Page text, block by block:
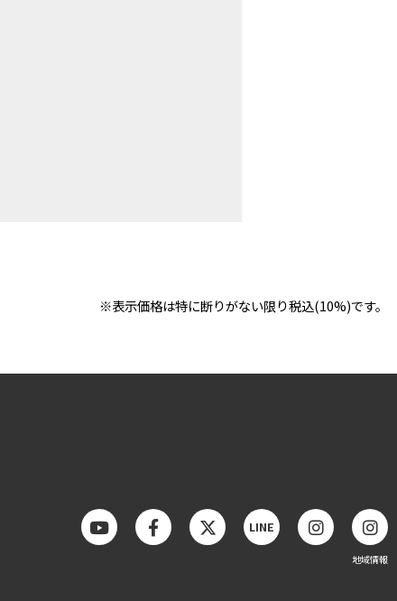
※表示価格は特に断りがない限り税込(10%)です。
LINE
地域情報